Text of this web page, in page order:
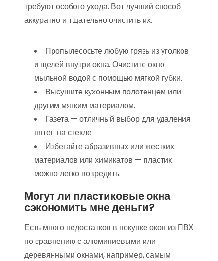
требуют особого ухода. Вот лучший способ
аккуратно и тщательно очистить их:
Пропылесосьте любую грязь из уголков
и щелей внутри окна. Очистите окно
мыльной водой с помощью мягкой губки.
Высушите кухонным полотенцем или
другим мягким материалом.
Газета — отличный выбор для удаления
пятен на стекле
Избегайте абразивных или жестких
материалов или химикатов — пластик
можно легко повредить.
Могут ли пластиковые окна
сэкономить мне деньги?
Есть много недостатков в покупке окон из ПВХ
по сравнению с алюминиевыми или
деревянными окнами, например, самым